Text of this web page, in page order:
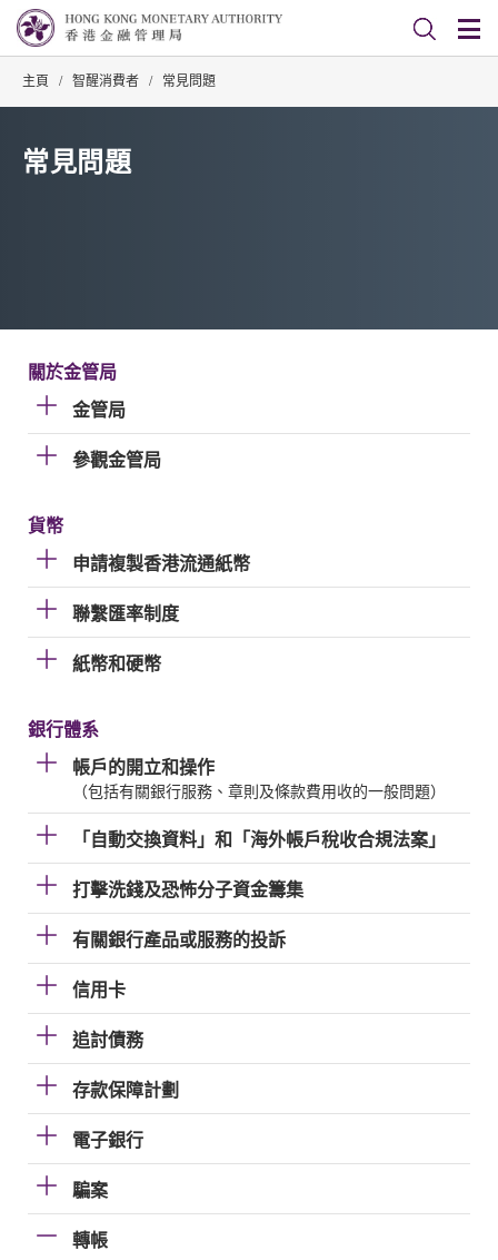
主頁 / 智醒消費者 / 常見問題
常見問題
關於金管局
金管局
參觀金管局
貨幣
申請複製香港流通紙幣
聯繫匯率制度
紙幣和硬幣
銀行體系
帳戶的開立和操作
（包括有關銀行服務、章則及條款費用收的一般問題）
「自動交換資料」和「海外帳戶稅收合規法案」
打擊洗錢及恐怖分子資金籌集
有關銀行產品或服務的投訴
信用卡
追討債務
存款保障計劃
電子銀行
騙案
轉帳